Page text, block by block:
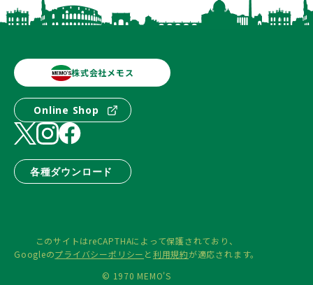
株式会社メモス
Online Shop
各種ダウンロード
このサイトはreCAPTHAによって保護されており、
Googleのプライバシーポリシー と利用規約が適応されます。
© 1970 MEMO'S